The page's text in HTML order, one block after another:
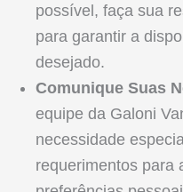
possível, faça sua
para garantir a
desejado.
Comunique Suas
equipe da Galoni
necessidade
requerimentos para